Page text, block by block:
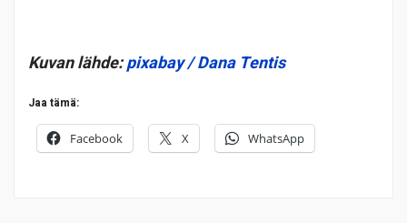
Kuvan lähde:pixabay / Dana Tentis
Jaa tämä:
Facebook X WhatsApp